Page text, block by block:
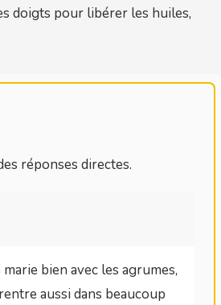
doigts pour libérer les huiles,
réponses directes.
bien avec les agrumes,
aussi dans beaucoup